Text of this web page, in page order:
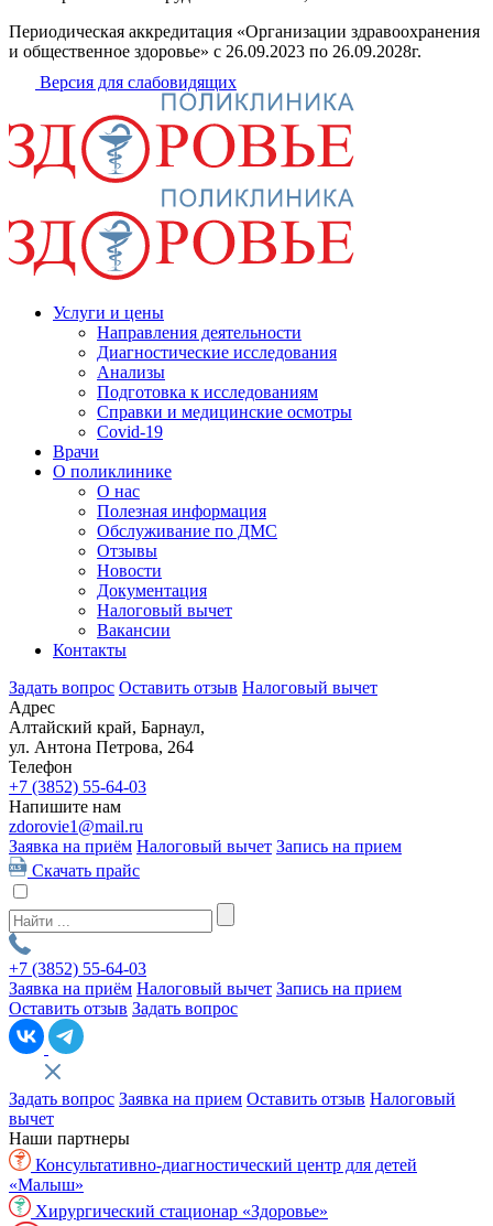
Периодическая аккредитация «Организации здравоохранения
и общественное здоровье» с 26.09.2023 по 26.09.2028г.
Версия для слабовидящих
Услуги и цены
Направления деятельности
Диагностические исследования
Анализы
Подготовка к исследованиям
Справки и медицинские осмотры
Covid-19
Врачи
О поликлинике
О нас
Полезная информация
Обслуживание по ДМС
Отзывы
Новости
Документация
Налоговый вычет
Вакансии
Контакты
Задать вопрос Оставить отзыв Налоговый вычет
Адрес
Алтайский край, Барнаул,
ул. Антона Петрова, 264
Телефон
+7 (3852) 55-64-03
Напишите нам
zdorovie1@mail.ru
Заявка на приём Налоговый вычет Запись на прием
Скачать прайс
+7 (3852) 55-64-03
Заявка на приём Налоговый вычет Запись на прием
Оставить отзыв Задать вопрос
Задать вопрос Заявка на прием Оставить отзыв Налоговый
вычет
Наши партнеры
Консультативно-диагностический центр для детей
«Малыш»
Хирургический стационар «Здоровье»